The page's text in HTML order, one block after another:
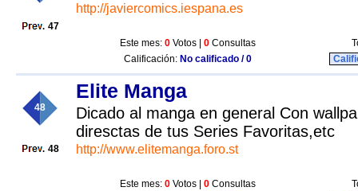
47
http://javiercomics.iespana.es
Este mes: 0 Votos | 0 Consultas
Calificación: No calificado / 0
48
48
Elite Manga
Dicado al manga en general Con
diresctas de tus Series Favoritas,etc
http://www.elitemanga.foro.st
Este mes: 0 Votos | 0 Consultas